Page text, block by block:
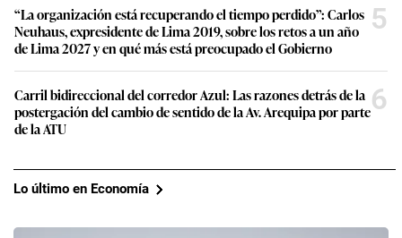
“La organización está recuperando el tiempo perdido”: Carlos
Neuhaus, expresidente de Lima 2019, sobre los retos a un año
de Lima 2027 y en qué más está preocupado el Gobierno
5
Carril bidireccional del corredor Azul: Las razones detrás de la
postergación del cambio de sentido de la Av. Arequipa por parte
de la ATU
6
Lo último en Economía